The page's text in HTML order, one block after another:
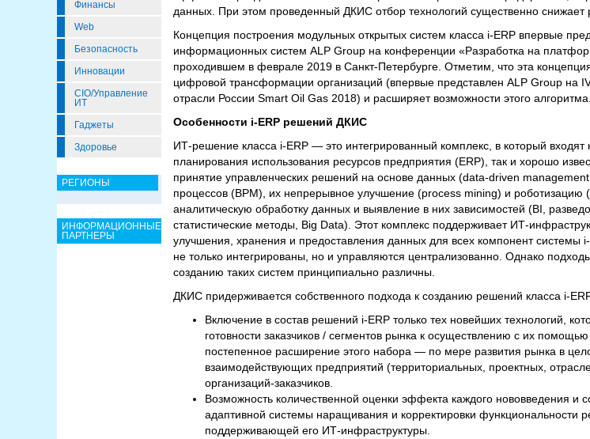
Финансы
Web
Безопасность
Инновации
CIO/Управление
ИТ
Гаджеты
Здоровье
РЕГИОНЫ
ИНФОРМАЦИОННЫЕ
ПАРТНЕРЫ
данных. При этом проведенный ДКИС отбор технологий существенно снижает
Концепция построения модульных открытых систем класса i-ERP впервые
информационных систем ALP Group на конференции «Разработка на
проходившем в феврале 2019 в Санкт-Петербурге. Отметим, что эта
цифровой трансформации организаций (впервые представлен ALP Group
отрасли России Smart Oil Gas 2018) и расширяет возможности этого алгоритма.
Особенности i-ERP решений ДКИС
ИТ-решение класса i-ERP — это интегрированный комплекс, в который входят
планирования использования ресурсов предприятия (ERP), так и хорошо
принятие управленческих решений на основе данных (data-driven
процессов (BPM), их непрерывное улучшение (process mining) и роботизацию
аналитическую обработку данных и выявление в них зависимостей (BI,
статистические методы, Big Data). Этот комплекс поддерживает ИТ-
улучшения, хранения и предоставления данных для всех компонент системы
не только интегрированы, но и управляются централизованно. Однако
созданию таких систем принципиально различны.
ДКИС придерживается собственного подхода к созданию решений класса i-
Включение в состав решений i-ERP только тех новейших технологий,
готовности заказчиков / сегментов рынка к осуществлению с их
постепенное расширение этого набора — по мере развития рынка в
взаимодействующих предприятий (территориальных, проектных,
организаций-заказчиков.
Возможность количественной оценки эффекта каждого нововведения и
адаптивной системы наращивания и корректировки функциональности
поддерживающей его ИТ-инфраструктуры.